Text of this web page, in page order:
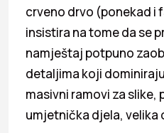
crveno drvo (ponekad i
insistira na tome da se
namještaj potpuno
detaljima koji
masivni ramovi za
umjetnička djela, velika